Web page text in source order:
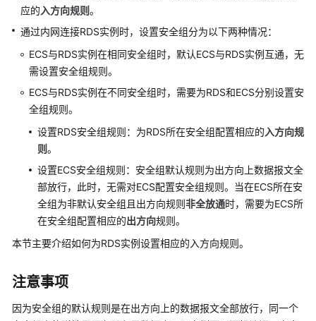
快
速
入
门
核
介
绍
最
践
性
应的入方向规则。
通过内网连接RDS实例时，设置安全组分为以下两种情况：
ECS与RDS实例在相同安全组时，默认ECS与RDS实例互通，无
需设置安全组规则。
ECS与RDS实例在不同安全组时，需要为RDS和ECS分别设置安
全组规则。
设置RDS安全组规则：为RDS所在安全组配置相应的入方向规
则。
设置ECS安全组规则：安全组默认规则为出方向上数据报文全
部放行，此时，无需对ECS配置安全组规则。当在ECS所在安
全组为非默认安全组且出方向规则非全放通时，需要为ECS所
在安全组配置相应的出方向规则。
本节主要介绍如何为RDS实例设置相应的入方向规则。
注意事项
因为安全组的默认规则是在出方向上的数据报文全部放行，同一个